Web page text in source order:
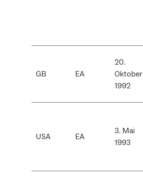
GB EA
20.
Oktober
1992
USA EA
3. Mai
1993